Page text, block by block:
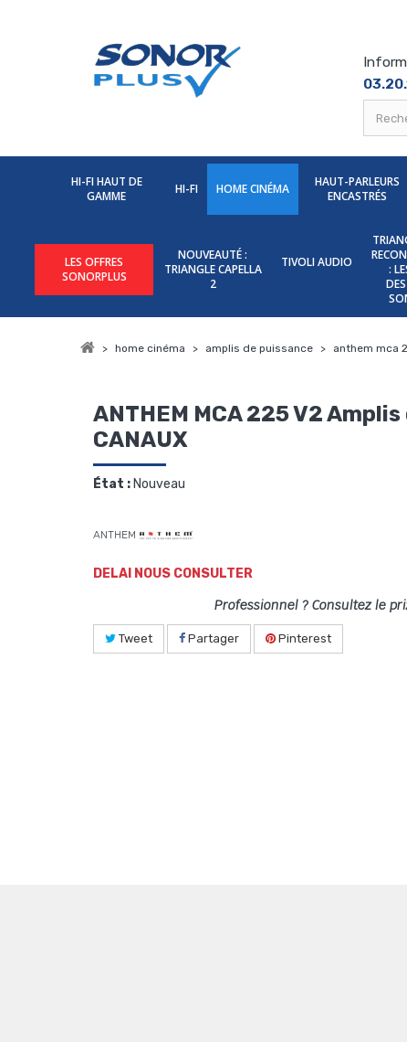
HI-FI HAUT DE
GAMME
HI-FI HOME CINÉMA
HAUT-PARLEURS
ENCASTRÉS
LES OFFRES
SONORPLUS
NOUVEAUTÉ :
TRIANGLE CAPELLA
2
TIVOLI AUDIO
:
> home cinéma > amplis de puissance > anthem mca
ANTHEM MCA 225 V2
CANAUX
État : Nouveau
ANTHEM
DELAI NOUS CONSULTER
Professionnel ? Consultez le
Tweet Partager Pinterest